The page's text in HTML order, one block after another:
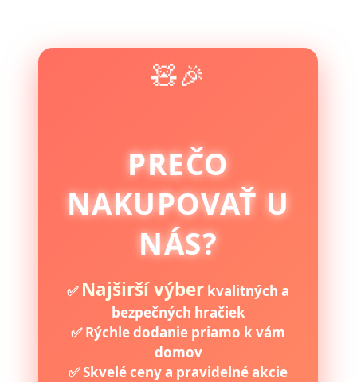
🧸🎉
PREČO
NAKUPOVAŤ U
NÁS?
✅ Najširší výber kvalitných a
bezpečných hračiek
✅ Rýchle dodanie priamo k vám
domov
✅ Skvelé ceny a pravidelné akcie